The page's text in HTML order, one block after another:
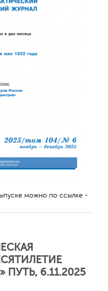
можно по ссылке -
6.11.2025